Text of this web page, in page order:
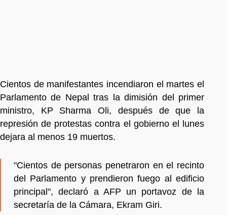
Cientos de manifestantes incendiaron el martes el
Parlamento de Nepal tras la dimisión del primer
ministro, KP Sharma Oli, después de que la
represión de protestas contra el gobierno el lunes
dejara al menos 19 muertos.
"Cientos de personas penetraron en el recinto
del Parlamento y prendieron fuego al edificio
principal", declaró a AFP un portavoz de la
secretaría de la Cámara, Ekram Giri.